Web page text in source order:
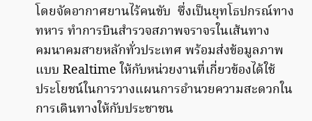
โดยจัดอากาศยานไร้คนขับ ซึ่งเป็นยุทโธปกรณ์ทาง
ทหาร ทำการบินสำรวจสภาพจราจรในเส้นทาง
คมนาคมสายหลักทั่วประเทศ พร้อมส่งข้อมูลภาพ
แบบ Realtime ให้กับหน่วยงานที่เกี่ยวข้องได้ใช้
ประโยชน์ในการวางแผนการอำนวยความสะดวกใน
การเดินทางให้กับประชาชน